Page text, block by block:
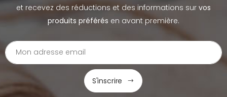
et recevez des réductions et des informations sur vos
produits préférés en avant première.
S'inscrire